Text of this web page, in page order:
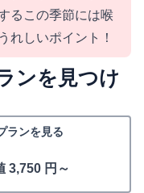
るこの季節には喉
れしいポイント！
ンを見つけ
ランを見る
3,750 円～